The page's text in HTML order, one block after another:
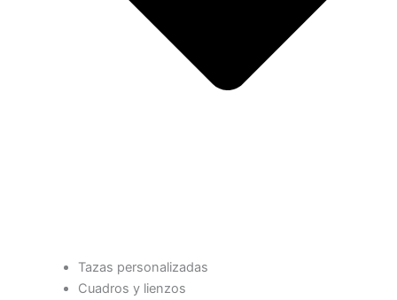
Tazas personalizadas
Cuadros y lienzos